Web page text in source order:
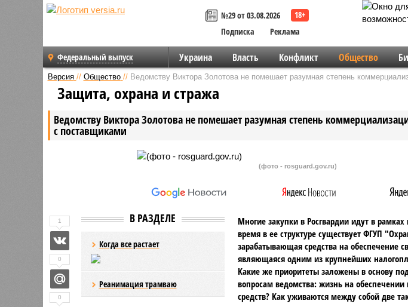
№29 от 03.08.2026
Подписка
Реклама
Федеральный выпуск Украина Власть Конфликт Общество
Версия // Общество // Ведомству Виктора Золотова не помешает разумная степень
Ведомству Виктора Золотова не помешает разумная степень
с поставщиками
Защита, охрана и стража
(фото - rosguard.gov.ru)
В РАЗДЕЛЕ
Когда все растает
Реанимация трамваю
Многие закупки в Росгвардии идут в рамках
время в ее структуре существует ФГУП
зарабатывающая средства на обеспечение
являющаяся одним из крупнейших
Какие же приоритеты заложены в основу
вопросам ведомства: жизнь на обеспечении
средств? Как уживаются между собой две
1
0
0